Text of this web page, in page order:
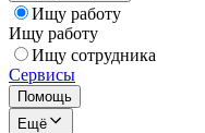
Ищу работу
Ищу работу
Ищу сотрудника
Сервисы
Помощь
Ещё